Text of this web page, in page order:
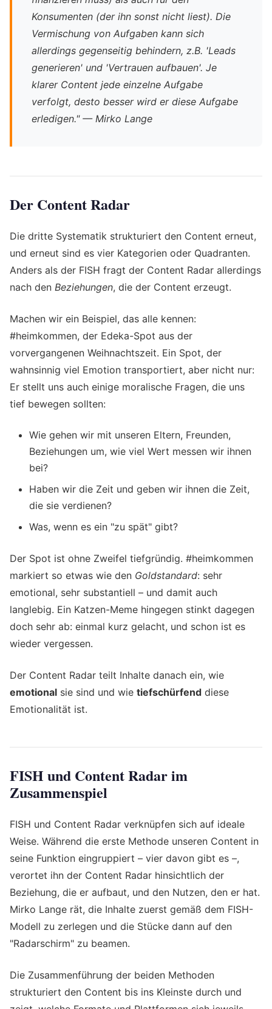
Konsumenten (der ihn sonst nicht liest). Die
Vermischung von Aufgaben kann sich
allerdings gegenseitig behindern, z.B. 'Leads
generieren' und 'Vertrauen aufbauen'. Je
klarer Content jede einzelne Aufgabe
verfolgt, desto besser wird er diese Aufgabe
erledigen." — Mirko Lange
Der Content Radar
Die dritte Systematik strukturiert den Content erneut,
und erneut sind es vier Kategorien oder Quadranten.
Anders als der FISH fragt der Content Radar allerdings
nach den Beziehungen, die der Content erzeugt.
Machen wir ein Beispiel, das alle kennen:
#heimkommen, der Edeka-Spot aus der
vorvergangenen Weihnachtszeit. Ein Spot, der
wahnsinnig viel Emotion transportiert, aber nicht nur:
Er stellt uns auch einige moralische Fragen, die uns
tief bewegen sollten:
Wie gehen wir mit unseren Eltern, Freunden,
Beziehungen um, wie viel Wert messen wir ihnen
bei?
Haben wir die Zeit und geben wir ihnen die Zeit,
die sie verdienen?
Was, wenn es ein "zu spät" gibt?
Der Spot ist ohne Zweifel tiefgründig. #heimkommen
markiert so etwas wie den Goldstandard: sehr
emotional, sehr substantiell – und damit auch
langlebig. Ein Katzen-Meme hingegen stinkt dagegen
doch sehr ab: einmal kurz gelacht, und schon ist es
wieder vergessen.
Der Content Radar teilt Inhalte danach ein, wie
emotional sie sind und wie tiefschürfend diese
Emotionalität ist.
FISH und Content Radar im
Zusammenspiel
FISH und Content Radar verknüpfen sich auf ideale
Weise. Während die erste Methode unseren Content in
seine Funktion eingruppiert – vier davon gibt es –,
verortet ihn der Content Radar hinsichtlich der
Beziehung, die er aufbaut, und den Nutzen, den er hat.
Mirko Lange rät, die Inhalte zuerst gemäß dem FISH-
Modell zu zerlegen und die Stücke dann auf den
"Radarschirm" zu beamen.
Die Zusammenführung der beiden Methoden
strukturiert den Content bis ins Kleinste durch und